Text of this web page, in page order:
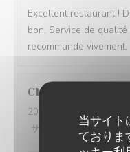
当サイト
ておりま
Excellent restaurant !
bon. Service de
recommande vivement.
Christine
2026-07-09
- 19:00 - ゲ
サービス
/5 雰囲気 : 5